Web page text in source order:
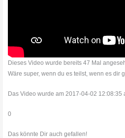
Dieses Video wurde bereits 47 Mal
Wäre super, wenn du es teilst, wenn es dir
Das Video wurde am 2017-04-02 12:08:35
0
Das könnte Dir auch gefallen!